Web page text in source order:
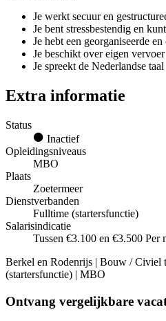
Je werkt secuur en
Je bent stressbestendig en
Je hebt een georganiseerde
Je beschikt over eigen vervoer
Je spreekt de Nederlandse taal
Extra informatie
Status
Inactief
Opleidingsniveaus
MBO
Plaats
Zoetermeer
Dienstverbanden
Fulltime (startersfunctie)
Salarisindicatie
Tussen €3.100 en €3.500 Per
Berkel en Rodenrijs | Bouw / Civiel
(startersfunctie) | MBO
Ontvang vergelijkbare